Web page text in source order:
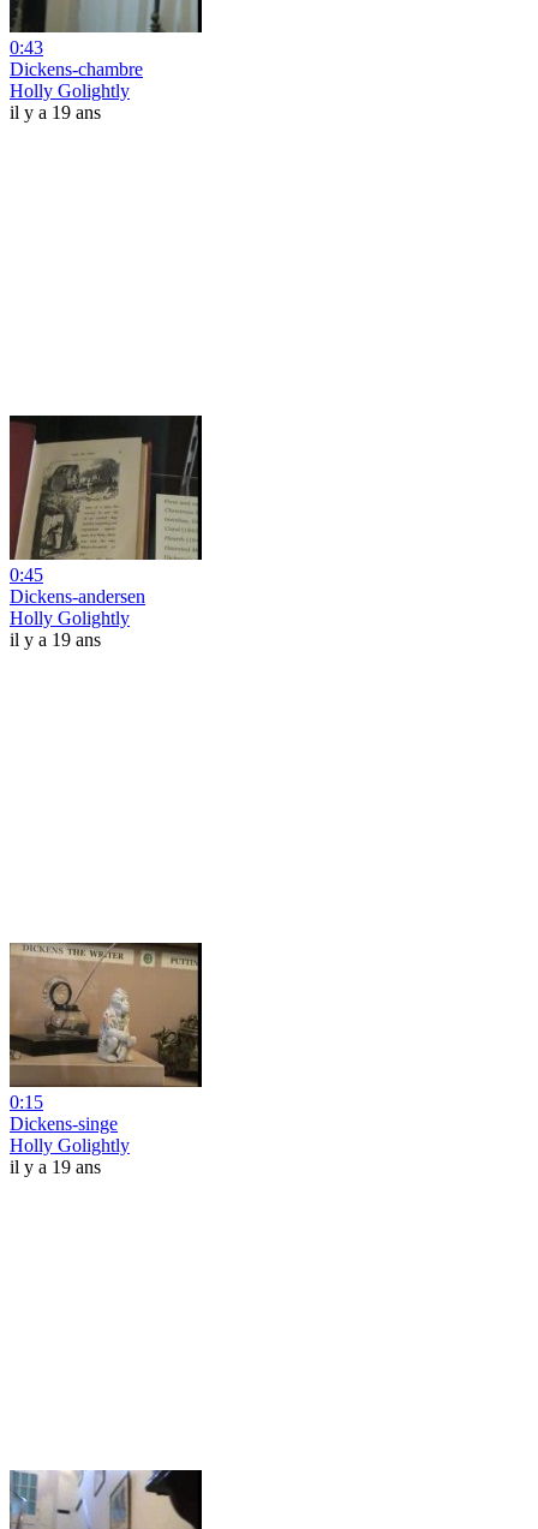
0:43
Dickens-chambre
Holly Golightly
il y a 19 ans
0:45
Dickens-andersen
Holly Golightly
il y a 19 ans
0:15
Dickens-singe
Holly Golightly
il y a 19 ans